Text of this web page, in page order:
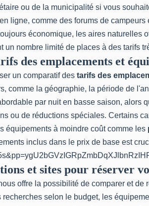
ou de la municipalité si vous
ligne, comme des forums de
économique, les aires naturelles
un nombre limité de places à des tarifs
des emplacements et
un comparatif des tarifs des
comme la géographie, la période de
par nuit en basse saison, alors
ou de réductions spéciales. Certains
équipements à moindre coût comme les
inclus dans le prix de base est
et sites pour réserver
offre la possibilité de comparer et
recherches selon le budget, les